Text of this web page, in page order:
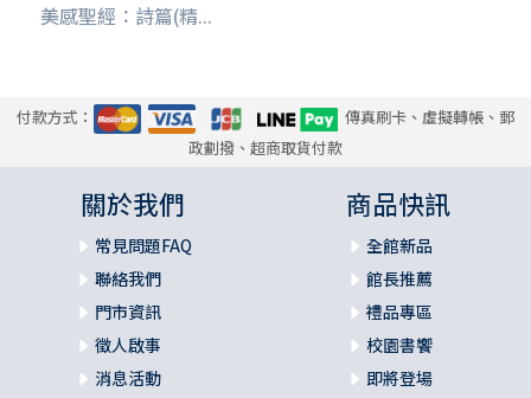
美感聖經：詩篇(精...
付款方式：
傳真刷卡、虛擬轉帳、郵
政劃撥、超商取貨付款
關於我們
常見問題FAQ
聯絡我們
門市資訊
徵人啟事
消息活動
商品快訊
全館新品
館長推薦
禮品專區
校園書饗
即將登場